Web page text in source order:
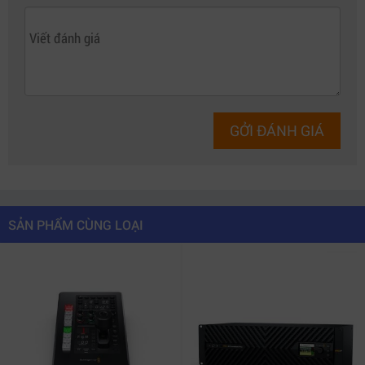
2. Thiết kế di động với pin tích hợp và
kết nối linh hoạt
GỞI ĐÁNH GIÁ
SẢN PHẨM CÙNG LOẠI